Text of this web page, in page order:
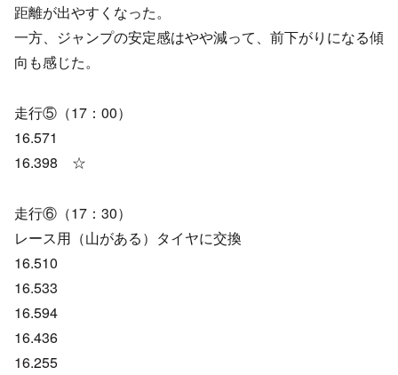
距離が出やすくなった。
一方、ジャンプの安定感はやや減って、前下がりになる傾
向も感じた。
走行⑤（17：00）
16.571
16.398 ☆
走行⑥（17：30）
レース用（山がある）タイヤに交換
16.510
16.533
16.594
16.436
16.255